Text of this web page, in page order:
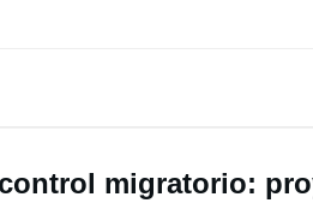
migratorio: